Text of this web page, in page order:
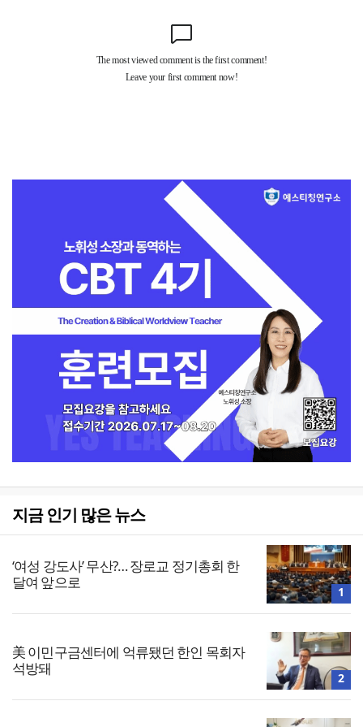
지금 인기 많은 뉴스
‘여성 강도사’ 무산?… 장로교 정기총회 한
달여 앞으로
1
美 이민구금센터에 억류됐던 한인 목회자
석방돼
2